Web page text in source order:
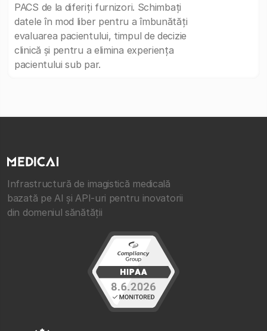
PACS de la diferiți furnizori. Schimbați
datele în mod liber pentru a îmbunătăți
evaluarea pacientului, timpul de decizie
clinică și pentru a elimina experiența
pacientului sub par.
Infrastructură de imagistică medicală
bazată pe AI și API-uri pentru inovatorii
din domeniul sănătății